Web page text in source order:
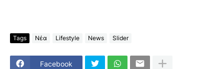
Tags Νέα Lifestyle News Slider
Facebook